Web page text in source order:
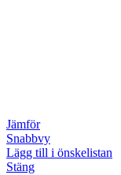
Jämför
Snabbvy
Lägg till i önskelistan
Stäng